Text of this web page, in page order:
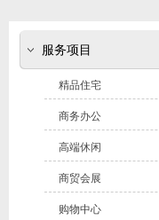
服务项目
精品住宅
商务办公
高端休闲
商贸会展
购物中心